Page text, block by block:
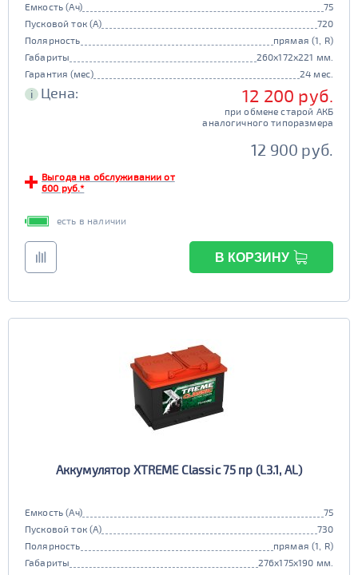
Емкость (Ач)
75
Пусковой ток (А)
720
Полярность
прямая (1, R)
Габариты
260x172x221 мм.
Гарантия (мес)
24 мес.
i Цена: 12 200 руб.
при обмене старой АКБ
аналогичного типоразмера
12 900 руб.
Выгода на обслуживании от
600 руб.*
есть в наличии
В КОРЗИНУ
Аккумулятор XTREME Classic 75 пр (L3.1, AL)
Емкость (Ач)
75
Пусковой ток (А)
730
Полярность
прямая (1, R)
Габариты
276x175x190 мм.